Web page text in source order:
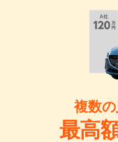
複数
最高